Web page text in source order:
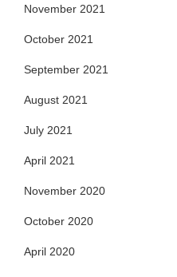
November 2021
October 2021
September 2021
August 2021
July 2021
April 2021
November 2020
October 2020
April 2020